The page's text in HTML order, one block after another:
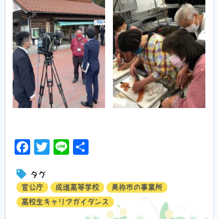
Facebook
Twitter
Line
タグ
官公庁 成進高等学校
美祢市の事業所
高校生キャリアガイダンス